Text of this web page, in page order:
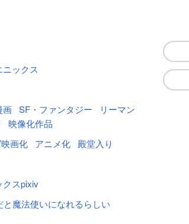
ックス
画 SF・ファンタジー
リーマン
映像化作品
画化 アニメ化 殿堂入り
クスpixiv
と魔法使いになれるらしい